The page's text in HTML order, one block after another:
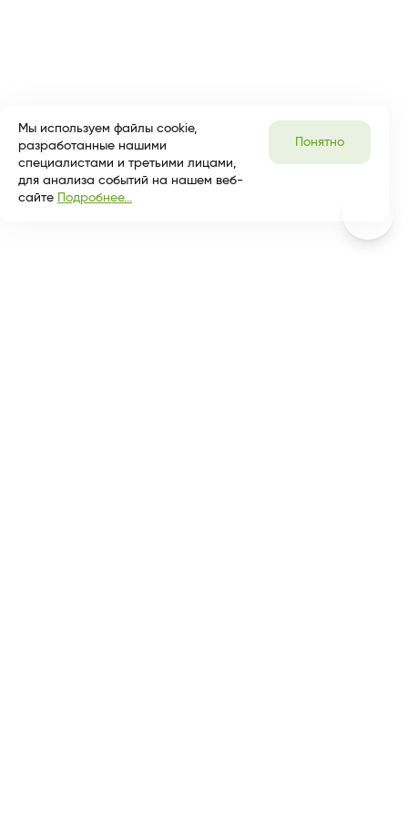
Мы используем файлы cookie,
разработанные нашими
специалистами и третьими лицами,
для анализа событий на нашем веб-
сайте Подробнее...
Понятно